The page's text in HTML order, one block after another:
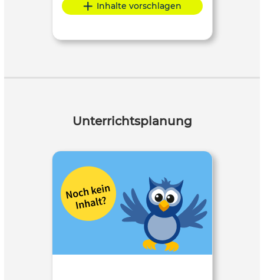
Inhalte vorschlagen
Unterrichtsplanung